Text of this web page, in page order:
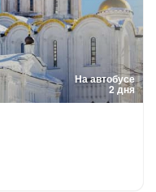
На автобусе
2 дня